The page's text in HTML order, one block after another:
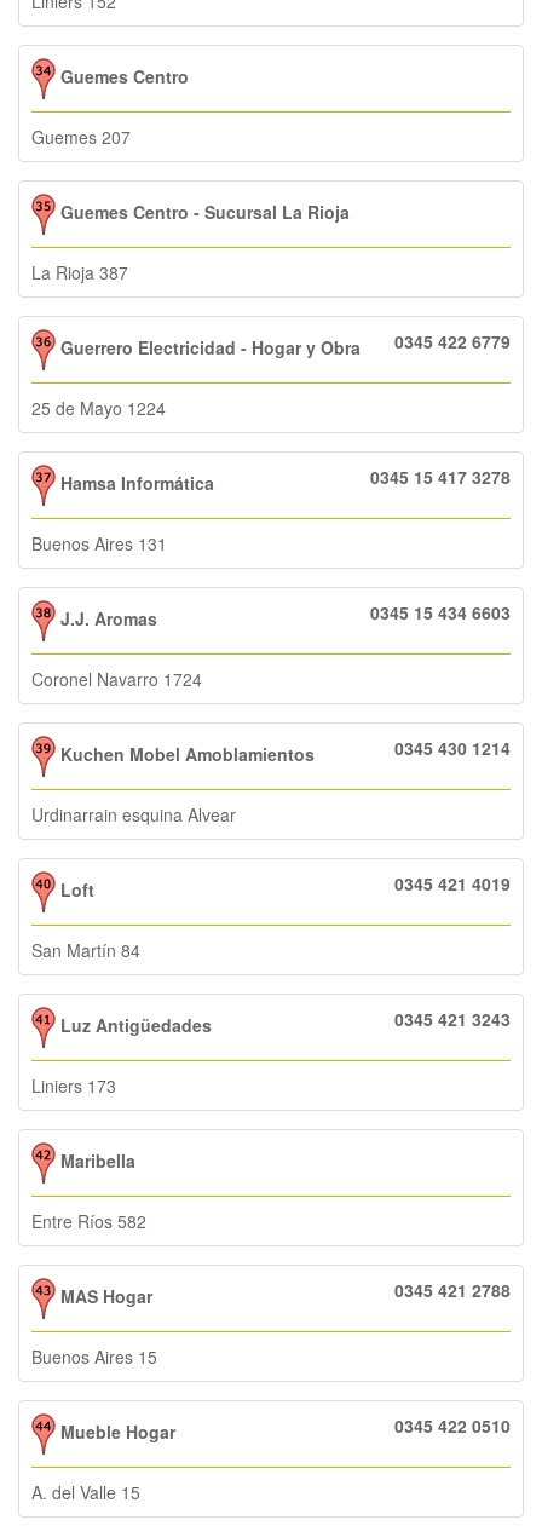
Guemes Centro
Guemes 207
Guemes Centro - Sucursal La Rioja
La Rioja 387
Guerrero Electricidad - Hogar y Obra 0345 422 6779
25 de Mayo 1224
Hamsa Informática 0345 15 417 3278
Buenos Aires 131
J.J. Aromas 0345 15 434 6603
Coronel Navarro 1724
Kuchen Mobel Amoblamientos 0345 430 1214
Urdinarrain esquina Alvear
Loft 0345 421 4019
San Martín 84
Luz Antigüedades 0345 421 3243
Liniers 173
Maribella
Entre Ríos 582
MAS Hogar 0345 421 2788
Buenos Aires 15
Mueble Hogar 0345 422 0510
A. del Valle 15